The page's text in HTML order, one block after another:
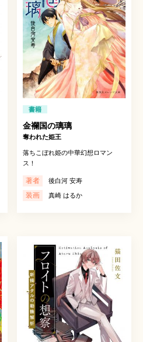
書籍
金襴国の璃璃
奪われた姫王
落ちこぼれ姫の中華幻想ロマン
ス！
著者 後白河 安寿
装画 真崎 はるか